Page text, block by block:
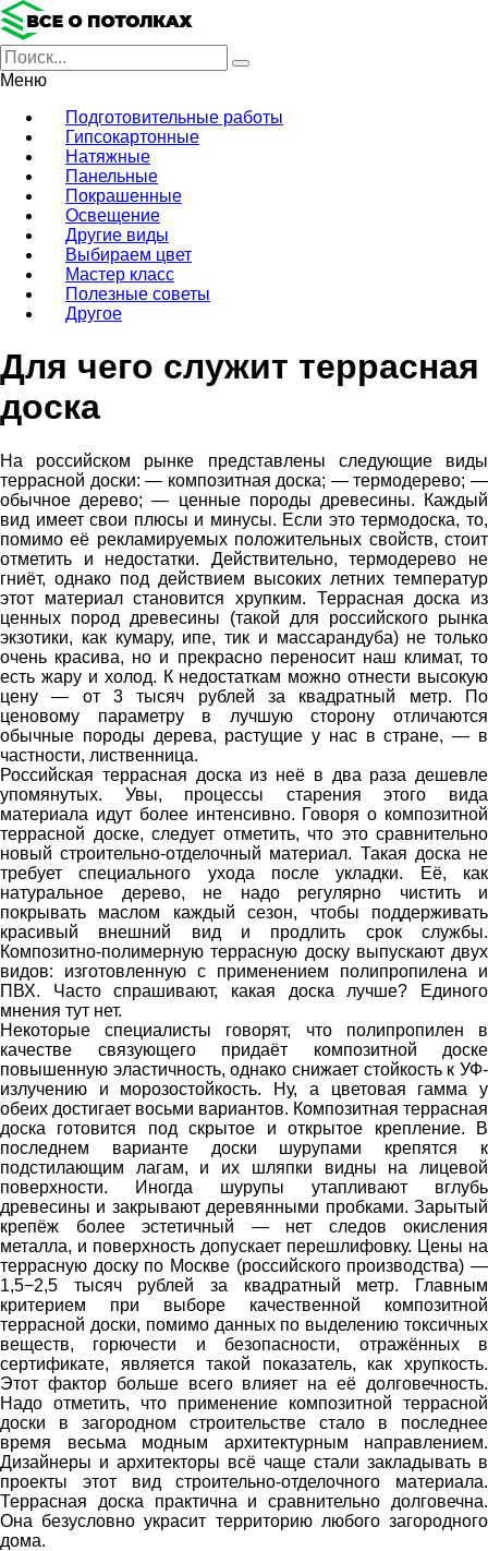
Меню
Подготовительные работы
Гипсокартонные
Натяжные
Панельные
Покрашенные
Освещение
Другие виды
Выбираем цвет
Мастер класс
Полезные советы
Другое
Для чего служит террасная
доска
На российском рынке представлены следующие виды
террасной доски: — композитная доска; — термодерево; —
обычное дерево; — ценные породы древесины. Каждый
вид имеет свои плюсы и минусы. Если это термодоска, то,
помимо её рекламируемых положительных свойств, стоит
отметить и недостатки. Действительно, термодерево не
гниёт, однако под действием высоких летних температур
этот материал становится хрупким. Террасная доска из
ценных пород древесины (такой для российского рынка
экзотики, как кумару, ипе, тик и массарандуба) не только
очень красива, но и прекрасно переносит наш климат, то
есть жару и холод. К недостаткам можно отнести высокую
цену — от 3 тысяч рублей за квадратный метр. По
ценовому параметру в лучшую сторону отличаются
обычные породы дерева, растущие у нас в стране, — в
частности, лиственница.
Российская террасная доска из неё в два раза дешевле
упомянутых. Увы, процессы старения этого вида
материала идут более интенсивно. Говоря о композитной
террасной доске, следует отметить, что это сравнительно
новый строительно-отделочный материал. Такая доска не
требует специального ухода после укладки. Её, как
натуральное дерево, не надо регулярно чистить и
покрывать маслом каждый сезон, чтобы поддерживать
красивый внешний вид и продлить срок службы.
Композитно-полимерную террасную доску выпускают двух
видов: изготовленную с применением полипропилена и
ПВХ. Часто спрашивают, какая доска лучше? Единого
мнения тут нет.
Некоторые специалисты говорят, что полипропилен в
качестве связующего придаёт композитной доске
повышенную эластичность, однако снижает стойкость к УФ-
излучению и морозостойкость. Ну, а цветовая гамма у
обеих достигает восьми вариантов. Композитная террасная
доска готовится под скрытое и открытое крепление. В
последнем варианте доски шурупами крепятся к
подстилающим лагам, и их шляпки видны на лицевой
поверхности. Иногда шурупы утапливают вглубь
древесины и закрывают деревянными пробками. Зарытый
крепёж более эстетичный — нет следов окисления
металла, и поверхность допускает перешлифовку. Цены на
террасную доску по Москве (российского производства) —
1,5−2,5 тысяч рублей за квадратный метр. Главным
критерием при выборе качественной композитной
террасной доски, помимо данных по выделению токсичных
веществ, горючести и безопасности, отражённых в
сертификате, является такой показатель, как хрупкость.
Этот фактор больше всего влияет на её долговечность.
Надо отметить, что применение композитной террасной
доски в загородном строительстве стало в последнее
время весьма модным архитектурным направлением.
Дизайнеры и архитекторы всё чаще стали закладывать в
проекты этот вид строительно-отделочного материала.
Террасная доска практична и сравнительно долговечна.
Она безусловно украсит территорию любого загородного
дома.